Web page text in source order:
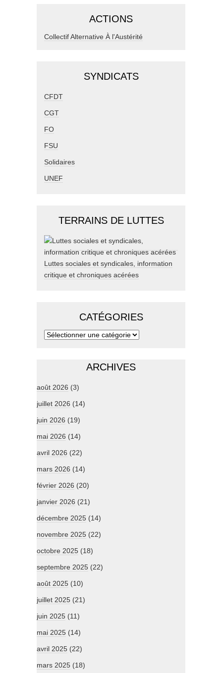
ACTIONS
Collectif Alternative À l'Austérité
SYNDICATS
CFDT
CGT
FO
FSU
Solidaires
UNEF
TERRAINS DE LUTTES
Luttes sociales et syndicales, information
critique et chroniques acérées
CATÉGORIES
ARCHIVES
août 2026 (3)
juillet 2026 (14)
juin 2026 (19)
mai 2026 (14)
avril 2026 (22)
mars 2026 (14)
février 2026 (20)
janvier 2026 (21)
décembre 2025 (14)
novembre 2025 (22)
octobre 2025 (18)
septembre 2025 (22)
août 2025 (10)
juillet 2025 (21)
juin 2025 (11)
mai 2025 (14)
avril 2025 (22)
mars 2025 (18)